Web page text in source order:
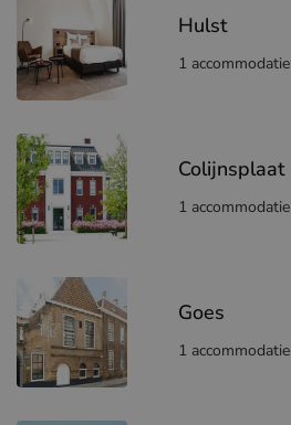
Hulst
1 accommodatie
Colijnsplaat
1 accommodatie
Goes
1 accommodatie